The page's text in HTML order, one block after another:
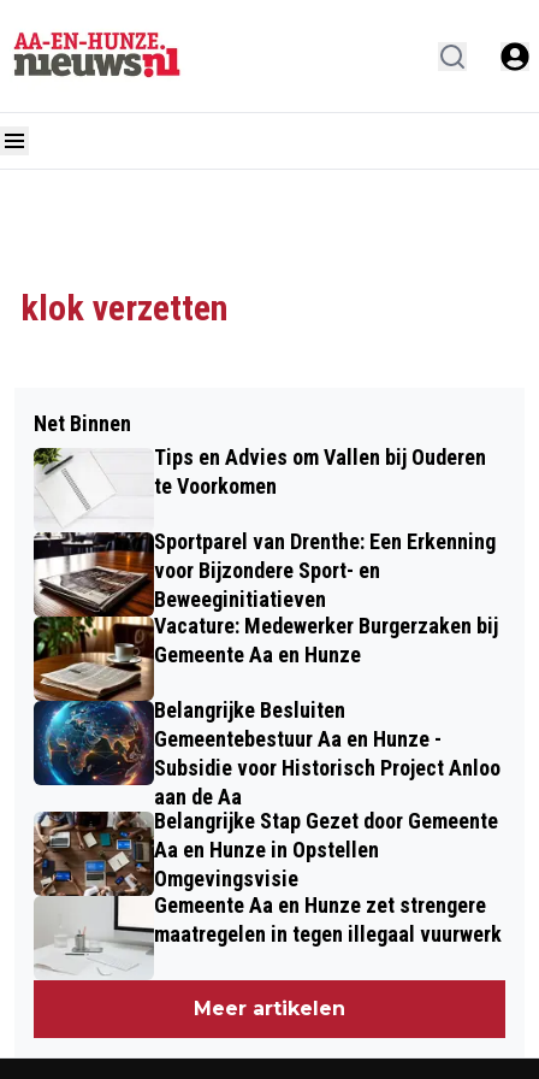
klok verzetten
Net Binnen
Tips en Advies om Vallen bij Ouderen
te Voorkomen
Sportparel van Drenthe: Een Erkenning
voor Bijzondere Sport- en
Beweeginitiatieven
Vacature: Medewerker Burgerzaken bij
Gemeente Aa en Hunze
Belangrijke Besluiten
Gemeentebestuur Aa en Hunze -
Subsidie voor Historisch Project Anloo
aan de Aa
Belangrijke Stap Gezet door Gemeente
Aa en Hunze in Opstellen
Omgevingsvisie
Gemeente Aa en Hunze zet strengere
maatregelen in tegen illegaal vuurwerk
Meer artikelen